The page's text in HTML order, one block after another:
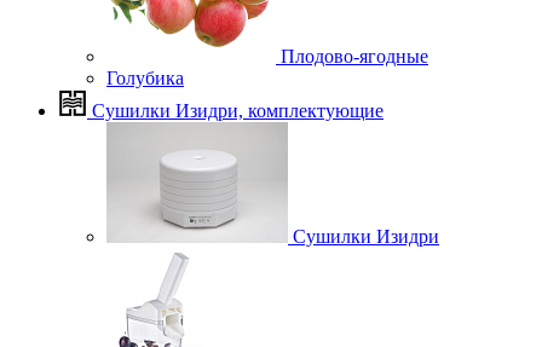
Плодово-ягодные
Голубика
Сушилки Изидри, комплектующие
Сушилки Изидри